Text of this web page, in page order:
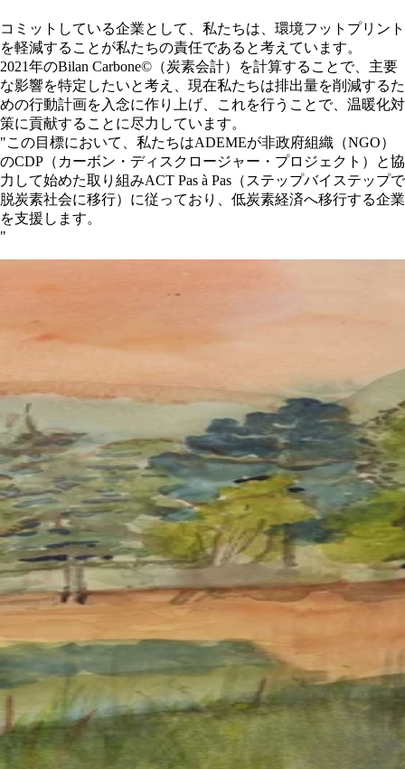
コミットしている企業として、私たちは、環境フットプリント
を軽減することが私たちの責任であると考えています。
2021年のBilan Carbone©（炭素会計）を計算することで、主要
な影響を特定したいと考え、現在私たちは排出量を削減するた
めの行動計画を入念に作り上げ、これを行うことで、温暖化対
策に貢献することに尽力しています。
"この目標において、私たちはADEMEが非政府組織（NGO）
のCDP（カーボン・ディスクロージャー・プロジェクト）と協
力して始めた取り組みACT Pas à Pas（ステップバイステップで
脱炭素社会に移行）に従っており、低炭素経済へ移行する企業
を支援します。
"